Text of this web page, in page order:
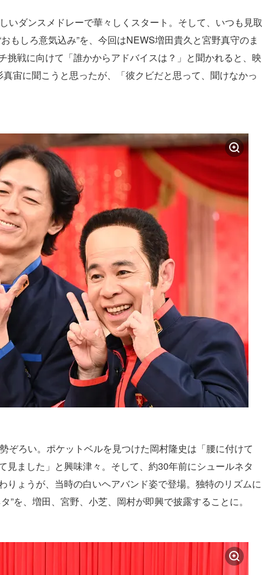
いダンスメドレーで華々しくスタート。そして、いつも見取
もしろ意気込み”を、今回はNEWS増田貴久と宮野真守のま
挑戦に向けて「誰かからアドバイスは？」と聞かれると、映
宙に聞こうと思ったが、「彼クビだと思って、聞けなかっ
ぞろい。ポケットベルを見つけた岡村隆史は「腰に付けて
見ました」と興味津々。そして、約30年前にシュールネタ
りょうが、当時の白いヘアバンド姿で登場。独特のリズムに
”を、増田、宮野、小芝、岡村が即興で披露することに。